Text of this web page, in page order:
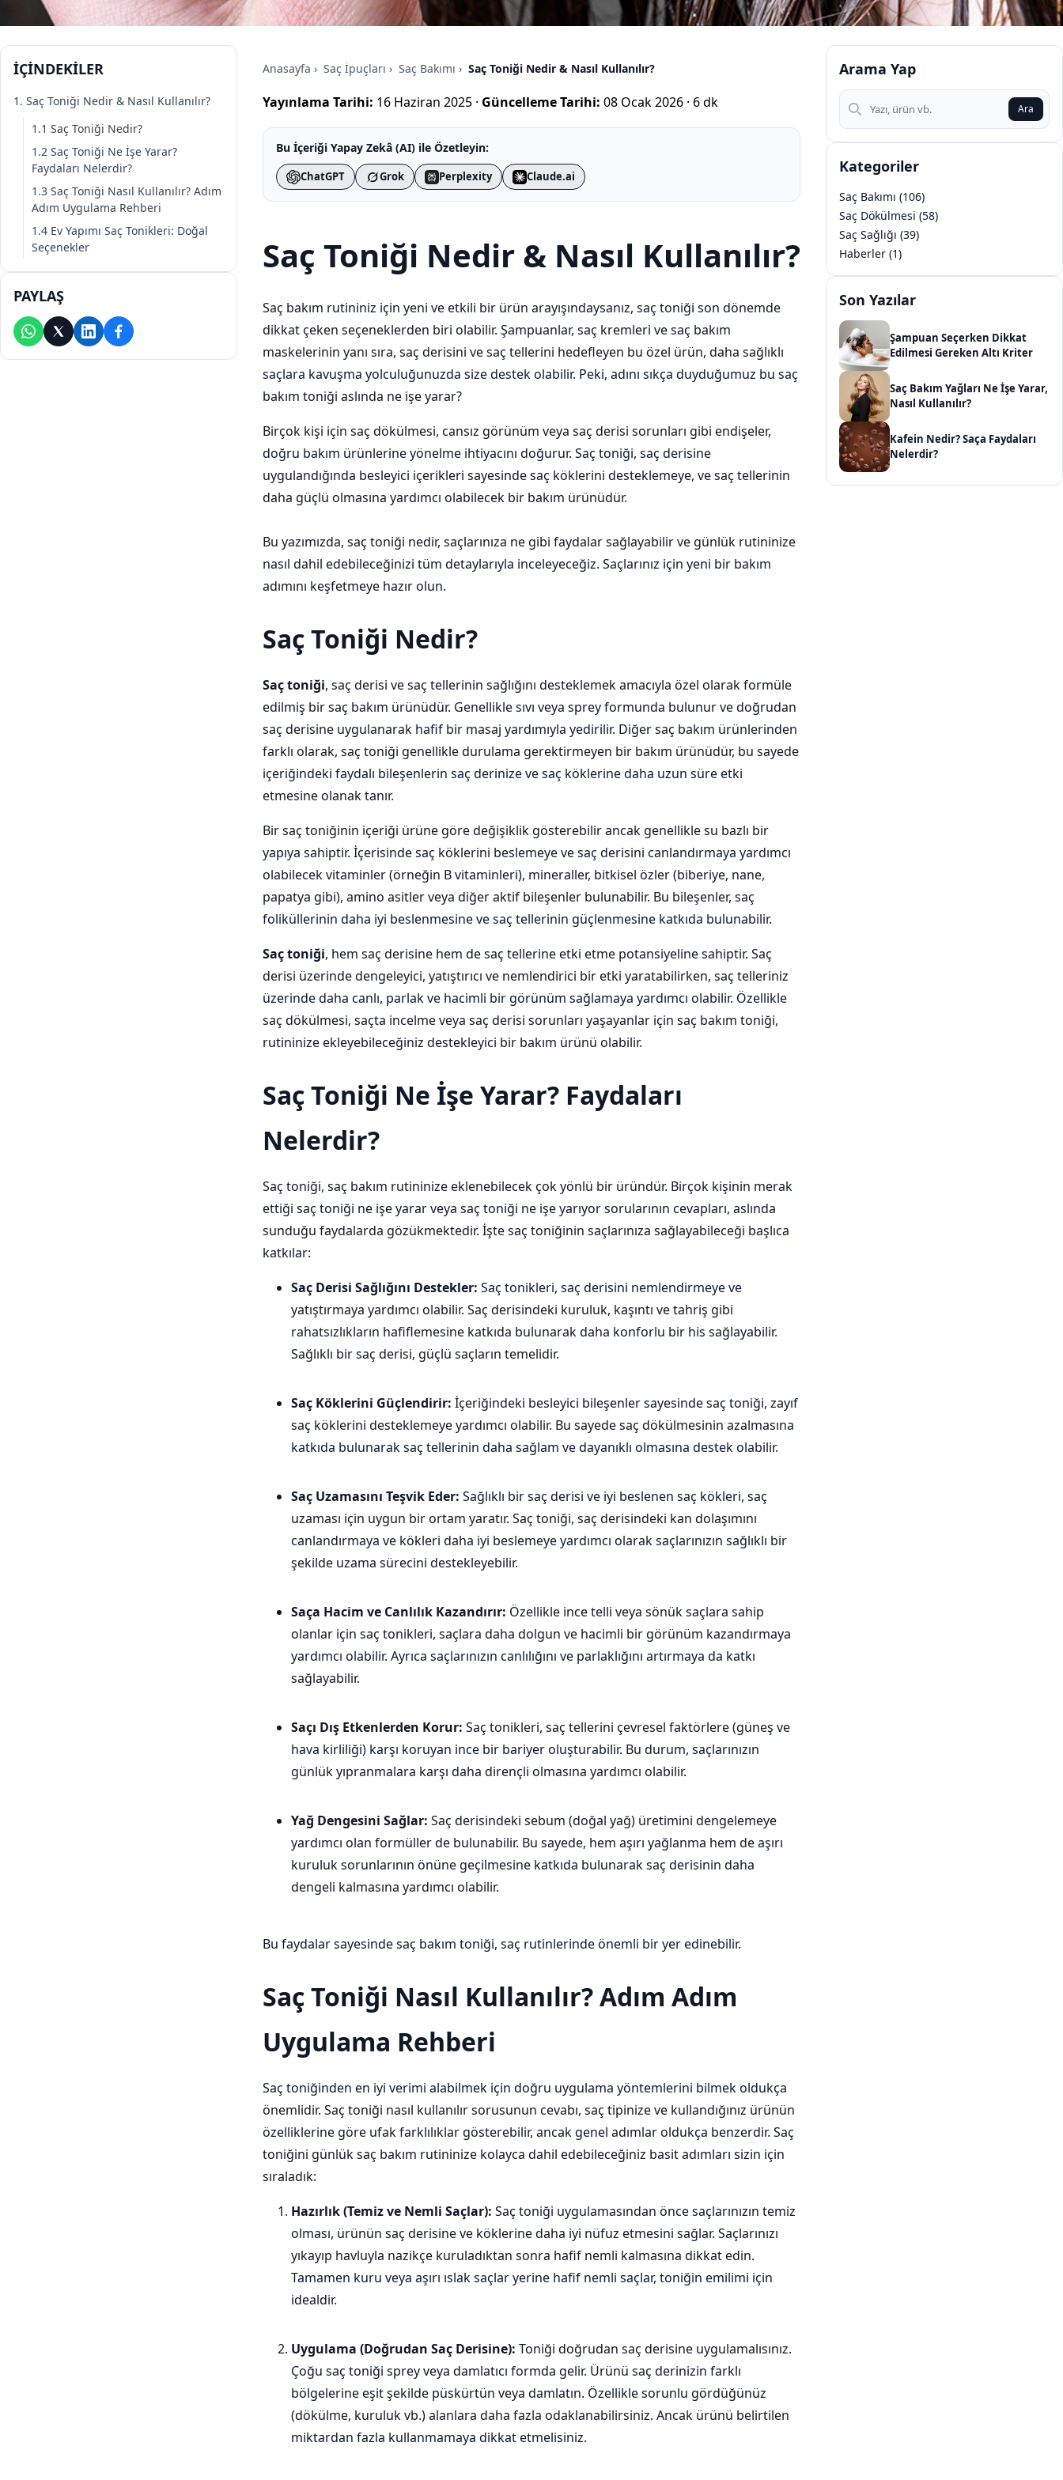
İÇİNDEKİLER
1. Saç Toniği Nedir & Nasıl Kullanılır?
1.1 Saç Toniği Nedir?
1.2 Saç Toniği Ne İşe Yarar?
Faydaları Nelerdir?
1.3 Saç Toniği Nasıl Kullanılır? Adım
Adım Uygulama Rehberi
1.4 Ev Yapımı Saç Tonikleri: Doğal
Seçenekler
PAYLAŞ
Anasayfa › Saç İpuçları › Saç Bakımı › Saç Toniği Nedir & Nasıl Kullanılır?
Yayınlama Tarihi: 16 Haziran 2025 · Güncelleme Tarihi: 08 Ocak 2026 · 6 dk
Bu İçeriği Yapay Zekâ (AI) ile Özetleyin:
ChatGPT Grok Perplexity Claude.ai
Saç Toniği Nedir & Nasıl Kullanılır?
Saç bakım rutininiz için yeni ve etkili bir ürün arayışındaysanız, saç toniği son dönemde
dikkat çeken seçeneklerden biri olabilir. Şampuanlar, saç kremleri ve saç bakım
maskelerinin yanı sıra, saç derisini ve saç tellerini hedefleyen bu özel ürün, daha sağlıklı
saçlara kavuşma yolculuğunuzda size destek olabilir. Peki, adını sıkça duyduğumuz bu saç
bakım toniği aslında ne işe yarar?
Birçok kişi için saç dökülmesi, cansız görünüm veya saç derisi sorunları gibi endişeler,
doğru bakım ürünlerine yönelme ihtiyacını doğurur. Saç toniği, saç derisine
uygulandığında besleyici içerikleri sayesinde saç köklerini desteklemeye, ve saç tellerinin
daha güçlü olmasına yardımcı olabilecek bir bakım ürünüdür.
Bu yazımızda, saç toniği nedir, saçlarınıza ne gibi faydalar sağlayabilir ve günlük rutininize
nasıl dahil edebileceğinizi tüm detaylarıyla inceleyeceğiz. Saçlarınız için yeni bir bakım
adımını keşfetmeye hazır olun.
Saç Toniği Nedir?
Saç toniği, saç derisi ve saç tellerinin sağlığını desteklemek amacıyla özel olarak formüle
edilmiş bir saç bakım ürünüdür. Genellikle sıvı veya sprey formunda bulunur ve doğrudan
saç derisine uygulanarak hafif bir masaj yardımıyla yedirilir. Diğer saç bakım ürünlerinden
farklı olarak, saç toniği genellikle durulama gerektirmeyen bir bakım ürünüdür, bu sayede
içeriğindeki faydalı bileşenlerin saç derinize ve saç köklerine daha uzun süre etki
etmesine olanak tanır.
Bir saç toniğinin içeriği ürüne göre değişiklik gösterebilir ancak genellikle su bazlı bir
yapıya sahiptir. İçerisinde saç köklerini beslemeye ve saç derisini canlandırmaya yardımcı
olabilecek vitaminler (örneğin B vitaminleri), mineraller, bitkisel özler (biberiye, nane,
papatya gibi), amino asitler veya diğer aktif bileşenler bulunabilir. Bu bileşenler, saç
foliküllerinin daha iyi beslenmesine ve saç tellerinin güçlenmesine katkıda bulunabilir.
Saç toniği, hem saç derisine hem de saç tellerine etki etme potansiyeline sahiptir. Saç
derisi üzerinde dengeleyici, yatıştırıcı ve nemlendirici bir etki yaratabilirken, saç telleriniz
üzerinde daha canlı, parlak ve hacimli bir görünüm sağlamaya yardımcı olabilir. Özellikle
saç dökülmesi, saçta incelme veya saç derisi sorunları yaşayanlar için saç bakım toniği,
rutininize ekleyebileceğiniz destekleyici bir bakım ürünü olabilir.
Saç Toniği Ne İşe Yarar? Faydaları
Nelerdir?
Saç toniği, saç bakım rutininize eklenebilecek çok yönlü bir üründür. Birçok kişinin merak
ettiği saç toniği ne işe yarar veya saç toniği ne işe yarıyor sorularının cevapları, aslında
sunduğu faydalarda gözükmektedir. İşte saç toniğinin saçlarınıza sağlayabileceği başlıca
katkılar:
Saç Derisi Sağlığını Destekler: Saç tonikleri, saç derisini nemlendirmeye ve
yatıştırmaya yardımcı olabilir. Saç derisindeki kuruluk, kaşıntı ve tahriş gibi
rahatsızlıkların hafiflemesine katkıda bulunarak daha konforlu bir his sağlayabilir.
Sağlıklı bir saç derisi, güçlü saçların temelidir.
Saç Köklerini Güçlendirir: İçeriğindeki besleyici bileşenler sayesinde saç toniği, zayıf
saç köklerini desteklemeye yardımcı olabilir. Bu sayede saç dökülmesinin azalmasına
katkıda bulunarak saç tellerinin daha sağlam ve dayanıklı olmasına destek olabilir.
Saç Uzamasını Teşvik Eder: Sağlıklı bir saç derisi ve iyi beslenen saç kökleri, saç
uzaması için uygun bir ortam yaratır. Saç toniği, saç derisindeki kan dolaşımını
canlandırmaya ve kökleri daha iyi beslemeye yardımcı olarak saçlarınızın sağlıklı bir
şekilde uzama sürecini destekleyebilir.
Saça Hacim ve Canlılık Kazandırır: Özellikle ince telli veya sönük saçlara sahip
olanlar için saç tonikleri, saçlara daha dolgun ve hacimli bir görünüm kazandırmaya
yardımcı olabilir. Ayrıca saçlarınızın canlılığını ve parlaklığını artırmaya da katkı
sağlayabilir.
Saçı Dış Etkenlerden Korur: Saç tonikleri, saç tellerini çevresel faktörlere (güneş ve
hava kirliliği) karşı koruyan ince bir bariyer oluşturabilir. Bu durum, saçlarınızın
günlük yıpranmalara karşı daha dirençli olmasına yardımcı olabilir.
Yağ Dengesini Sağlar: Saç derisindeki sebum (doğal yağ) üretimini dengelemeye
yardımcı olan formüller de bulunabilir. Bu sayede, hem aşırı yağlanma hem de aşırı
kuruluk sorunlarının önüne geçilmesine katkıda bulunarak saç derisinin daha
dengeli kalmasına yardımcı olabilir.
Bu faydalar sayesinde saç bakım toniği, saç rutinlerinde önemli bir yer edinebilir.
Saç Toniği Nasıl Kullanılır? Adım Adım
Uygulama Rehberi
Saç toniğinden en iyi verimi alabilmek için doğru uygulama yöntemlerini bilmek oldukça
önemlidir. Saç toniği nasıl kullanılır sorusunun cevabı, saç tipinize ve kullandığınız ürünün
özelliklerine göre ufak farklılıklar gösterebilir, ancak genel adımlar oldukça benzerdir. Saç
toniğini günlük saç bakım rutininize kolayca dahil edebileceğiniz basit adımları sizin için
sıraladık:
Hazırlık (Temiz ve Nemli Saçlar): Saç toniği uygulamasından önce saçlarınızın temiz
olması, ürünün saç derisine ve köklerine daha iyi nüfuz etmesini sağlar. Saçlarınızı
yıkayıp havluyla nazikçe kuruladıktan sonra hafif nemli kalmasına dikkat edin.
Tamamen kuru veya aşırı ıslak saçlar yerine hafif nemli saçlar, toniğin emilimi için
idealdir.
Uygulama (Doğrudan Saç Derisine): Toniği doğrudan saç derisine uygulamalısınız.
Çoğu saç toniği sprey veya damlatıcı formda gelir. Ürünü saç derinizin farklı
bölgelerine eşit şekilde püskürtün veya damlatın. Özellikle sorunlu gördüğünüz
(dökülme, kuruluk vb.) alanlara daha fazla odaklanabilirsiniz. Ancak ürünü belirtilen
miktardan fazla kullanmamaya dikkat etmelisiniz.
Arama Yap
Arama Yap
Ara
Kategoriler
Saç Bakımı (106)
Saç Dökülmesi (58)
Saç Sağlığı (39)
Haberler (1)
Son Yazılar
Şampuan Seçerken Dikkat
Edilmesi Gereken Altı Kriter
Saç Bakım Yağları Ne İşe Yarar,
Nasıl Kullanılır?
Kafein Nedir? Saça Faydaları
Nelerdir?